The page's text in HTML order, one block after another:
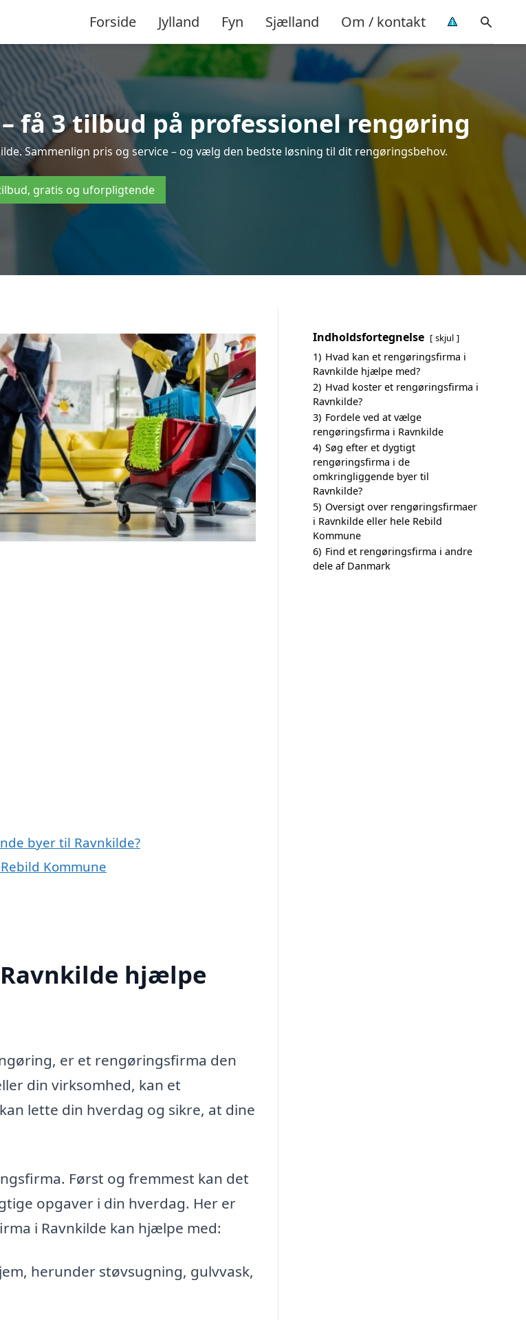
Forside Jylland Fyn Sjælland Om / kontakt
få 3 tilbud på professionel rengøring
Sammenlign pris og service – og vælg den bedste løsning til dit rengøringsbehov.
gratis og uforpligtende
byer til Ravnkilde?
Kommune
hjælpe
er et rengøringsfirma den
din virksomhed, kan et
lette din hverdag og sikre, at dine
Først og fremmest kan det
opgaver i din hverdag. Her er
i Ravnkilde kan hjælpe med:
herunder støvsugning, gulvvask,
Indholdsfortegnelse skjul
1) Hvad kan et rengøringsfirma i
Ravnkilde hjælpe med?
2) Hvad koster et rengøringsfirma i
Ravnkilde?
3) Fordele ved at vælge
rengøringsfirma i Ravnkilde
4) Søg efter et dygtigt
rengøringsfirma i de
omkringliggende byer til
Ravnkilde?
5) Oversigt over rengøringsfirmaer
i Ravnkilde eller hele Rebild
Kommune
6) Find et rengøringsfirma i andre
dele af Danmark